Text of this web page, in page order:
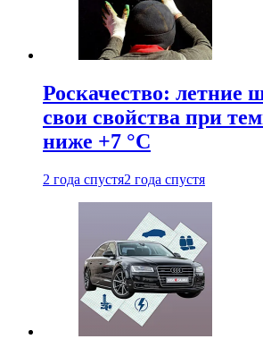
Роскачество: летние
свои свойства при
ниже +7 °C
2 года спустя2 года спустя